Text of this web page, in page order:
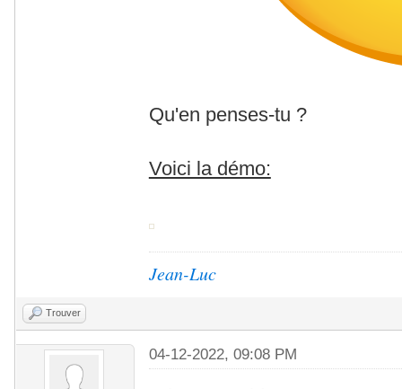
Qu'en penses-tu ?
Voici la démo:
Jean-Luc
Trouver
04-12-2022, 09:08 PM